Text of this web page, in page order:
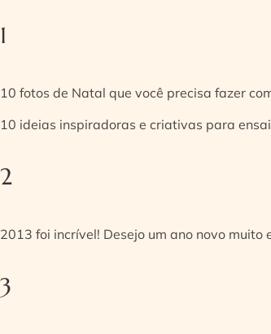
1
10 fotos de Natal que você precisa fazer
10 ideias inspiradoras e criativas para
2
2013 foi incrível! Desejo um ano novo muito
3